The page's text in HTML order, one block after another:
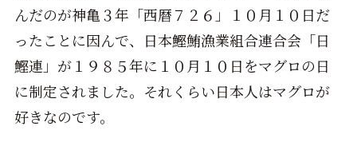
んだのが神亀３年「西暦７２６」１０月１０日だ
ったことに因んで、日本鰹鮪漁業組合連合会「日
鰹連」が１９８５年に１０月１０日をマグロの日
に制定されました。それくらい日本人はマグロが
好きなのです。